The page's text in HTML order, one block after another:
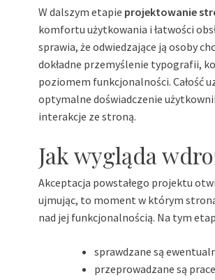
W dalszym etapie projektowanie
komfortu użytkowania i łatwości
sprawia, że odwiedzające ją osoby
dokładne przemyślenie typografii,
poziomem funkcjonalności. Całość
optymalne doświadczenie
interakcje ze stroną.
Jak wygląda
Akceptacja powstałego projektu
ujmując, to moment w którym
nad jej funkcjonalnością. Na tym
sprawdzane są
przeprowadzane są